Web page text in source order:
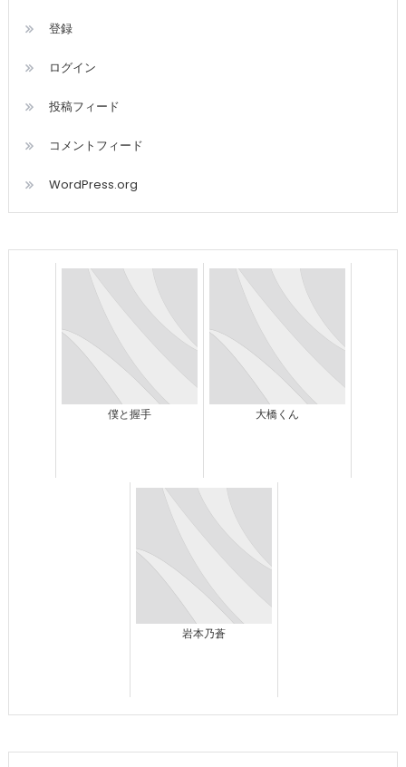
登録
ログイン
投稿フィード
コメントフィード
WordPress.org
僕と握手 大橋くん
岩本乃蒼